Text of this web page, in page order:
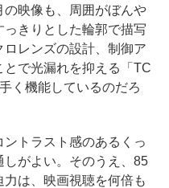
の映像も、周囲がぼんや
っきりとした輪郭で描写
レンズの設計、制御ア
で光漏れを抑える「TC
く機能しているのだろ
トラスト感のあるくっ
がよい。そのうえ、85
は、映画視聴を何倍も